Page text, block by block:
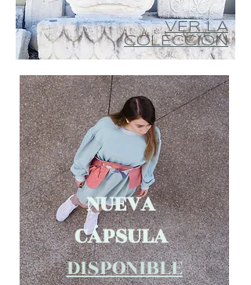
VER LA
COLECCIÓN
NUEVA
CÁPSULA
DISPONIBLE